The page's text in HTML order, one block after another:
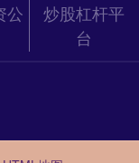
公
炒股杠杆平
台